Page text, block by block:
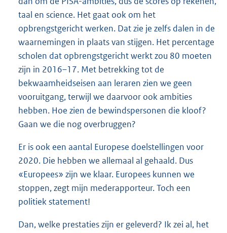
taal en science. Het gaat ook om het
opbrengstgericht werken. Dat zie je zelfs dalen in de
waarnemingen in plaats van stijgen. Het percentage
scholen dat opbrengstgericht werkt zou 80 moeten
zijn in 2016–17. Met betrekking tot de
bekwaamheidseisen aan leraren zien we geen
vooruitgang, terwijl we daarvoor ook ambities
hebben. Hoe zien de bewindspersonen die kloof?
Gaan we die nog overbruggen?
Er is ook een aantal Europese doelstellingen voor
2020. Die hebben we allemaal al gehaald. Dus
«Europees» zijn we klaar. Europees kunnen we
stoppen, zegt mijn mederapporteur. Toch een
politiek statement!
Dan, welke prestaties zijn er geleverd? Ik zei al, het